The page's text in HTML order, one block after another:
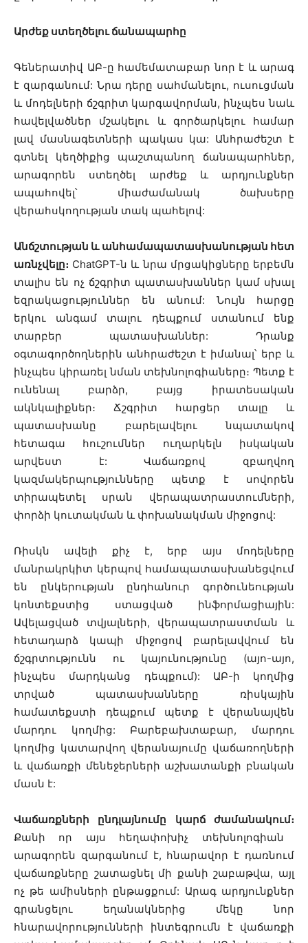
Արժեք ստեղծելու ճանապարհը
Գեներատիվ ԱԲ-ը համեմատաբար նոր է և արագ
է զարգանում: Նրա դերը սահմանելու, ուսուցման
և մոդելների ճշգրիտ կարգավորման, ինչպես նաև
հավելվածներ մշակելու և գործարկելու համար
լավ մասնագետների պակաս կա: Անհրաժեշտ է
գտնել կեղծիքից պաշտպանող ճանապարհներ,
արագորեն ստեղծել արժեք և արդյունքներ
ապահովել՝ միաժամանակ ծախսերը
վերահսկողության տակ պահելով:
Անճշտության և անհամապատասխանության հետ
առնչվելը։ ChatGPT-ն և նրա մրցակիցները երբեմն
տալիս են ոչ ճշգրիտ պատասխաններ կամ սխալ
եզրակացություններ են անում: Նույն հարցը
երկու անգամ տալու դեպքում ստանում ենք
տարբեր պատասխաններ: Դրանք
օգտագործողներին անհրաժեշտ է իմանալ՝ երբ և
ինչպես կիրառել նման տեխնոլոգիաները։ Պետք է
ունենալ բարձր, բայց իրատեսական
ակնկալիքներ։ Ճշգրիտ հարցեր տալը և
պատասխանը բարելավելու նպատակով
հետագա հուշումներ ուղարկելն իսկական
արվեստ է: Վաճառքով զբաղվող
կազմակերպությունները պետք է սովորեն
տիրապետել սրան վերապատրաստումների,
փորձի կուտակման և փոխանակման միջոցով:
Ռիսկն ավելի քիչ է, երբ այս մոդելները
մանրակրկիտ կերպով համապատասխանեցվում
են ընկերության ընդհանուր գործունեության
կոնտեքստից ստացված ինֆորմացիային:
Ավելացված տվյալների, վերապատրաստման և
հետադարձ կապի միջոցով բարելավվում են
ճշգրտությունն ու կայունությունը (այո-այո,
ինչպես մարդկանց դեպքում): ԱԲ-ի կողմից
տրված պատասխանները ռիսկային
համատեքստի դեպքում պետք է վերանայվեն
մարդու կողմից: Բարեբախտաբար, մարդու
կողմից կատարվող վերանայումը վաճառողների
և վաճառքի մենեջերների աշխատանքի բնական
մասն է:
Վաճառքների ընդլայնումը կարճ ժամանակում։
Քանի որ այս հեղափոխիչ տեխնոլոգիան
արագորեն զարգանում է, հնարավոր է դառնում
վաճառքները շատացնել մի քանի շաբաթվա, այլ
ոչ թե ամիսների ընթացքում: Արագ արդյունքներ
գրանցելու եղանակներից մեկը նոր
հնարավորությունների ինտեգրումն է վաճառքի